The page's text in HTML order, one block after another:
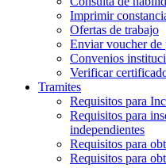
Imprimir
Ofertas de trabajo
Enviar voucher de
Convenios
Verificar
Tramites
Requisitos para
Requisitos para
independientes
Requisitos para
Requisitos para